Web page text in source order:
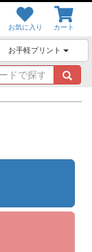
お気に入り カート
お手軽プリント
キ
ー
ワ